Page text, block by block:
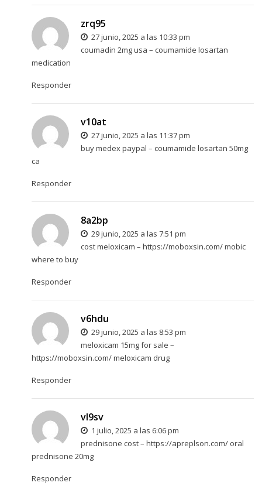
zrq95
27 junio, 2025 a las 10:33 pm
coumadin 2mg usa – coumamide losartan
medication
Responder
v10at
27 junio, 2025 a las 11:37 pm
buy medex paypal – coumamide losartan 50mg
ca
Responder
8a2bp
29 junio, 2025 a las 7:51 pm
cost meloxicam – https://moboxsin.com/mobic
where to buy
Responder
v6hdu
29 junio, 2025 a las 8:53 pm
meloxicam 15mg for sale –
https://moboxsin.com/meloxicam drug
Responder
vl9sv
1 julio, 2025 a las 6:06 pm
prednisone cost – https://apreplson.com/oral
prednisone 20mg
Responder